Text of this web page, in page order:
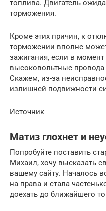
топлива. Двигатель
торможения.
Кроме этих причин, к
торможении вполне
зажигания, если в
высоковольтные провода
Скажем, из-за
излишней подвижности
Источник
Матиз глохнет и
Попробуйте поставить
Михаил, хочу высказать
вашему сайту. Началось
на права и стала
доехать до ближайшего